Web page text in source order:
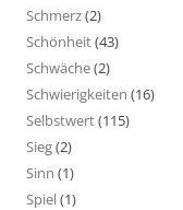
Schmerz(2)
Schönheit(43)
Schwäche(2)
Schwierigkeiten (16)
Selbstwert(115)
Sieg(2)
Sinn (1)
Spiel(1)